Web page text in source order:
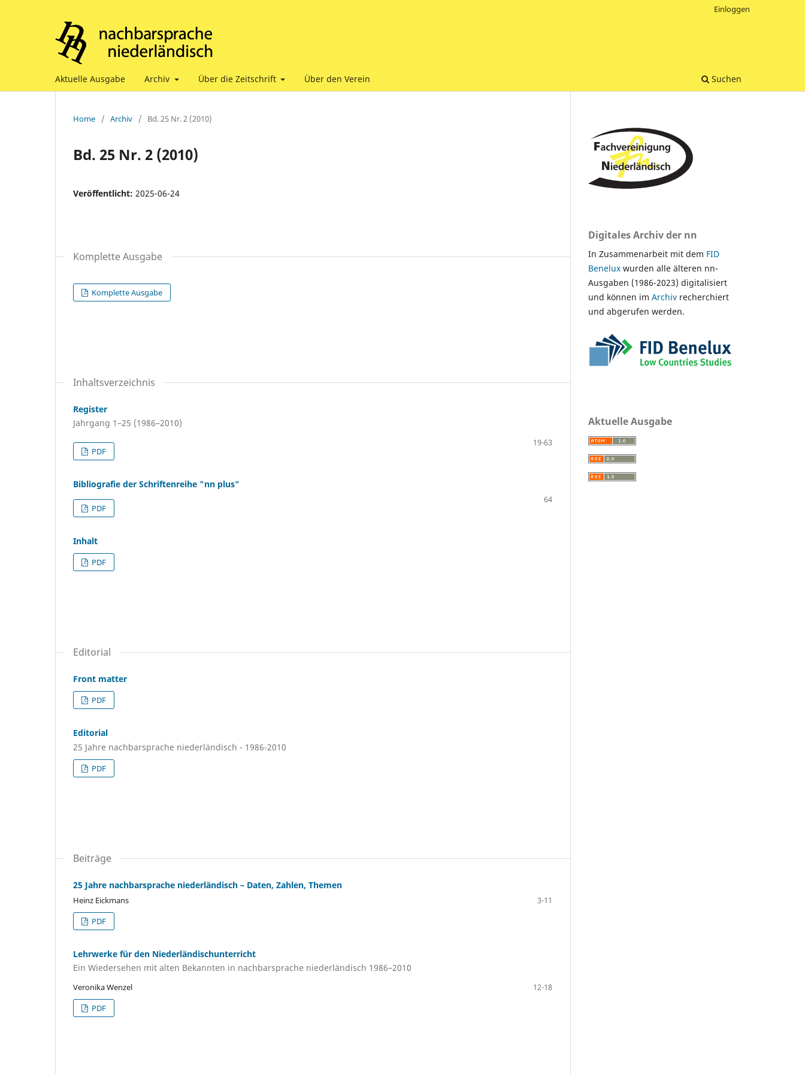
Aktuelle Ausgabe Archiv Über die Zeitschrift Über den Verein Suchen
Einloggen
Home / Archiv / Bd. 25 Nr. 2 (2010)
Bd. 25 Nr. 2 (2010)
Veröffentlicht: 2025-06-24
Komplette Ausgabe
Komplette Ausgabe
Inhaltsverzeichnis
Register
Jahrgang 1–25 (1986–2010)
19-63
PDF
Bibliografie der Schriftenreihe "nn plus"
64
PDF
Inhalt
PDF
Editorial
Front matter
PDF
Editorial
25 Jahre nachbarsprache niederländisch - 1986-2010
PDF
Beiträge
25 Jahre nachbarsprache niederländisch – Daten, Zahlen, Themen
Heinz Eickmans
3-11
PDF
Lehrwerke für den Niederländischunterricht
Ein Wiedersehen mit alten Bekannten in nachbarsprache niederländisch 1986–2010
Veronika Wenzel
12-18
PDF
Digitales Archiv der nn
In Zusammenarbeit mit dem FID
Benelux wurden alle älteren nn-
Ausgaben (1986-2023) digitalisiert
und können im Archiv recherchiert
und abgerufen werden.
Aktuelle Ausgabe